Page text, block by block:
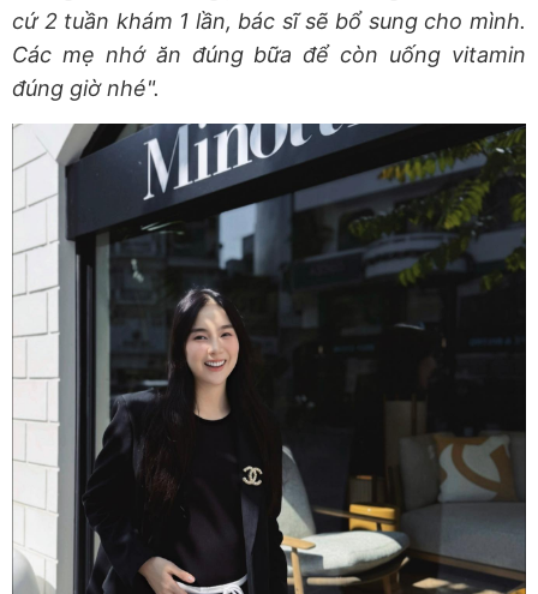
cứ 2 tuần khám 1 lần, bác sĩ sẽ bổ sung cho mình.
Các mẹ nhớ ăn đúng bữa để còn uống vitamin
đúng giờ nhé".